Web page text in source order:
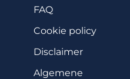
FAQ
Cookie policy
Disclaimer
Algemene